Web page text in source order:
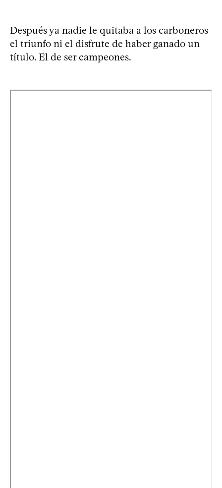
Después ya nadie le quitaba a los carboneros
el triunfo ni el disfrute de haber ganado un
título. El de ser campeones.